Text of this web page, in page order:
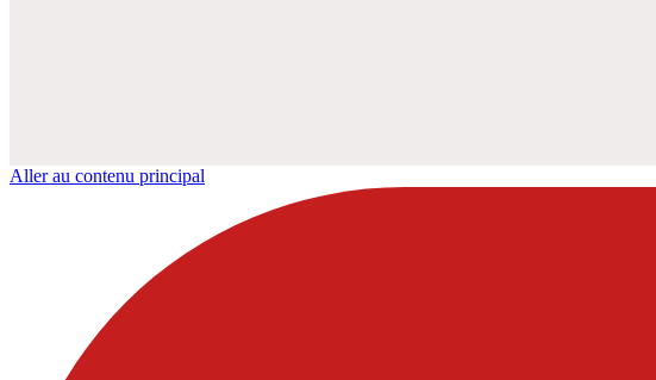
Aller au contenu principal